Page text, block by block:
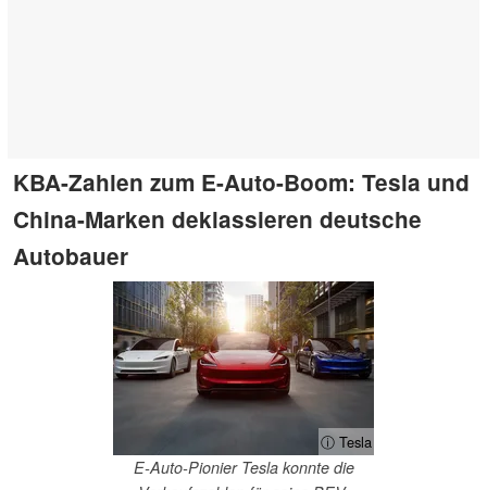
KBA-Zahlen zum E-Auto-Boom: Tesla und
China-Marken deklassieren deutsche
Autobauer
ⓘ Tesla
E-Auto-Pionier Tesla konnte die